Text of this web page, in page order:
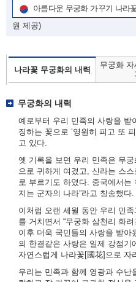
아름다운 무궁화 가꾸기 나라
원 제공)
나라꽃 무궁화의 내력
무궁화
무궁화의 내력
예로부터 우리 민족의 사랑을 받
징하는 꽃으로 ‘영원히 피고 또
고 있다.
옛 기록을 보면 우리 민족은 무
으로 귀하게 여겼고, 신라는 스스
로 부르기도 하였다. 중국에서는
지는 군자의 나라”라고 칭송했다.
이처럼 오랜 세월 동안 우리 민
를 거치면서 “무궁화 삼천리 화
이후 더욱 국민들의 사랑을 받
의 한결같은 사랑은 일제 강점기
자연스럽게 나라꽃[國花]으로 자
우리는 민족과 함께 영광과 수